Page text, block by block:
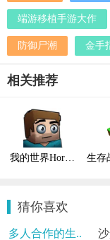
端游移植手游大作
防御尸潮 金手
相关推荐
我的世界HornyCraft
猜你喜欢
多人合作的生..